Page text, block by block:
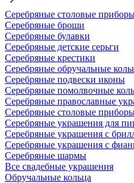
Серебряные столовые
Серебряные броши
Серебряные булавки
Серебряные детские серьги
Серебряные крестики
Серебряные обручальные
Серебряные подвески иконы
Серебряные помолвочные
Серебряные православные
Серебряные столовые
Серебряные украшения для
Серебряные украшения с
Серебряные украшения с
Серебряные шармы
Все свадебные украшения
Обручальные кольца